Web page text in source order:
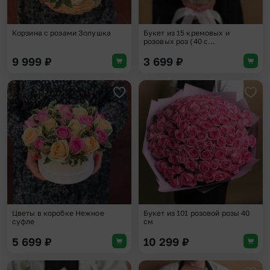
Корзина с розами Золушка
9 999 ₽
Букет из 15 кремовых и
розовых роз (40 с...
3 699 ₽
Добавить в избранное
Цветы в коробке Нежное
суфле
5 699 ₽
Букет из 101 розовой розы 40
см
10 299 ₽